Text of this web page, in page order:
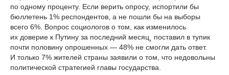
по одному проценту. Если верить опросу, испортили бы
бюллетень 1% респондентов, а не пошли бы на выборы
всего 6%. Вопрос социологов о том, как изменилось
их доверие к Путину за последний месяц¸ поставил в тупик
почти половину опрошенных — 48% не смогли дать ответ.
И только 7% жителей страны заявили о том, что недовольны
политической стратегией главы государства.